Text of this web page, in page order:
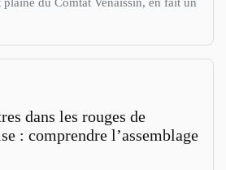
dans les rouges de
: comprendre l’assemblage